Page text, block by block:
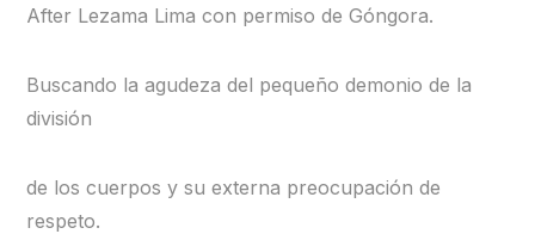
After Lezama Lima con permiso de Góngora.
Buscando la agudeza del pequeño demonio de la
división
de los cuerpos y su externa preocupación de
respeto.